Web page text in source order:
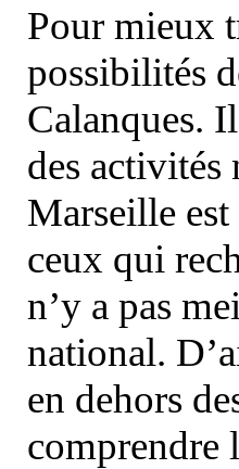
Pour mieux
possibilités
Calanques.
des
Marseille
ceux qui
n’y a pas
national.
en dehors
comprendre